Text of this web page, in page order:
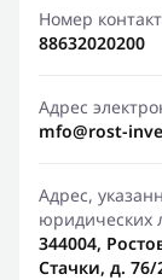
Номер
88632020200
Адрес
mfo@rost-
Адрес,
юридических
344004,
Стачки, д. 76/